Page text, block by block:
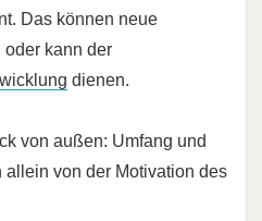
Das können neue
oder kann der
dienen.
von außen: Umfang und
allein von der Motivation des